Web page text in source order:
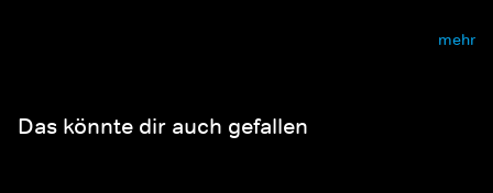
mehr
Das könnte dir auch gefallen